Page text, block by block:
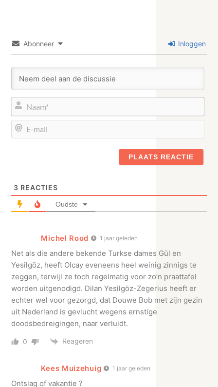
Abonneer Inloggen
3 REACTIES
Oudste
Michel Rood 1 jaar geleden
Net als die andere bekende Turkse dames Gül en
Yesilgöz, heeft Olcay eveneens heel weinig zinnigs te
zeggen, terwijl ze toch regelmatig voor zo’n praattafel
worden uitgenodigd. Dilan Yesilgöz-Zegerius heeft er
echter wel voor gezorgd, dat Douwe Bob met zijn gezin
uit Nederland is gevlucht wegens ernstige
doodsbedreigingen, naar verluidt.
0 Reageren
Kees Muizehuig 1 jaar geleden
Ontslag of vakantie ?